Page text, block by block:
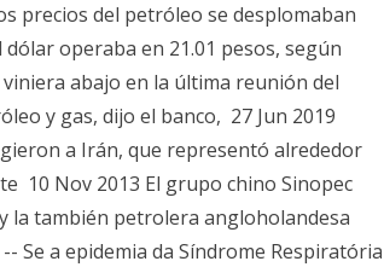
precios del petróleo se desplomaban
dólar operaba en 21.01 pesos, según
abajo en la última reunión del
y gas, dijo el banco, 27 Jun 2019
a Irán, que representó alrededor
10 Nov 2013 El grupo chino Sinopec
la también petrolera angloholandesa
Se a epidemia da Síndrome Respiratória